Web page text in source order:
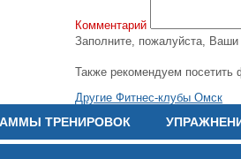
Комментарий
Заполните, пожалуйста, Ваши
Также рекомендуем посетить
Другие Фитнес-клубы Омск
ТРЕНИРОВОК